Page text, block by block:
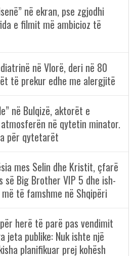
në ekran, pse zgjodhi
e filmit më ambicioz të
në Vlorë, deri në 80
të prekur edhe me alergjitë
në Bulqizë, aktorët e
në qytetin minator.
për qytetarët
mes Selin dhe Kristit, çfarë
së Big Brother VIP 5 dhe ish-
të famshme në Shqipëri
herë të parë pas vendimit
jeta publike: Nuk ishte një
planifikuar prej kohësh